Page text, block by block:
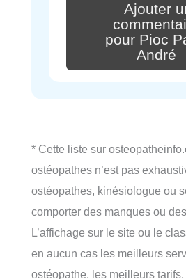
Ajouter
pour Pioc
André
* Cette liste sur
ostéopathes n’est pas
ostéopathes, kinésiologue ou
comporter des manques ou
L’affichage sur le site ou le
en aucun cas les meilleurs
ostéopathe, les meilleurs